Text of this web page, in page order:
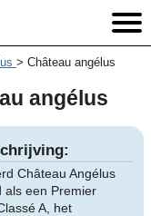
> Château angélus
angélus
Château Angélus
als een Premier
A, het